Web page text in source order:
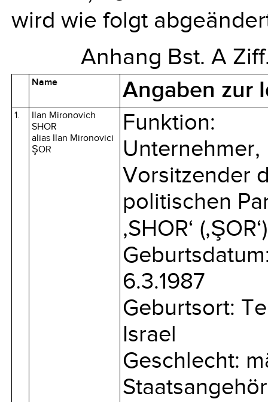
wird wie folgt
Anhang Bst. A
Name Angaben zur
1.
Ilan Mironovich
SHOR
alias Ilan Mironovici
ŞOR
Funktion:
Unternehmer,
Vorsitzender
politischen
‚SHOR‘ (‚ŞOR‘)
6.3.1987
Geburtsort:
Israel
Geschlecht: